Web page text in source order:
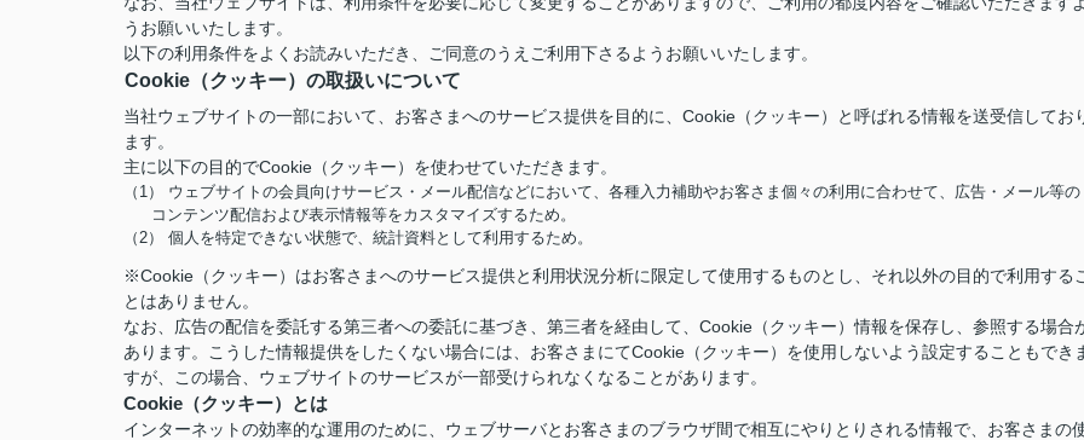
うお願いいたします。
以下の利用条件をよくお読みいただき、ご同意のうえご利用下さるようお願いいたします。
Cookie（クッキー）の取扱いについて
当社ウェブサイトの一部において、お客さまへのサービス提供を目的に、Cookie（クッキー）と呼ばれる情報を送受信してお
ます。
主に以下の目的でCookie（クッキー）を使わせていただきます。
（1） ウェブサイトの会員向けサービス・メール配信などにおいて、各種入力補助やお客さま個々の利用に合わせて、広告・メール等の
コンテンツ配信および表示情報等をカスタマイズするため。
（2） 個人を特定できない状態で、統計資料として利用するため。
※Cookie（クッキー）はお客さまへのサービス提供と利用状況分析に限定して使用するものとし、それ以外の目的で利用する
とはありません。
なお、広告の配信を委託する第三者への委託に基づき、第三者を経由して、Cookie（クッキー）情報を保存し、参照する場合
あります。こうした情報提供をしたくない場合には、お客さまにてCookie（クッキー）を使用しないよう設定することもでき
すが、この場合、ウェブサイトのサービスが一部受けられなくなることがあります。
Cookie（クッキー）とは
インターネットの効率的な運用のために、ウェブサーバとお客さまのブラウザ間で相互にやりとりされる情報で、お客さまの